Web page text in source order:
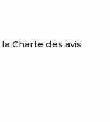
la Charte des avis